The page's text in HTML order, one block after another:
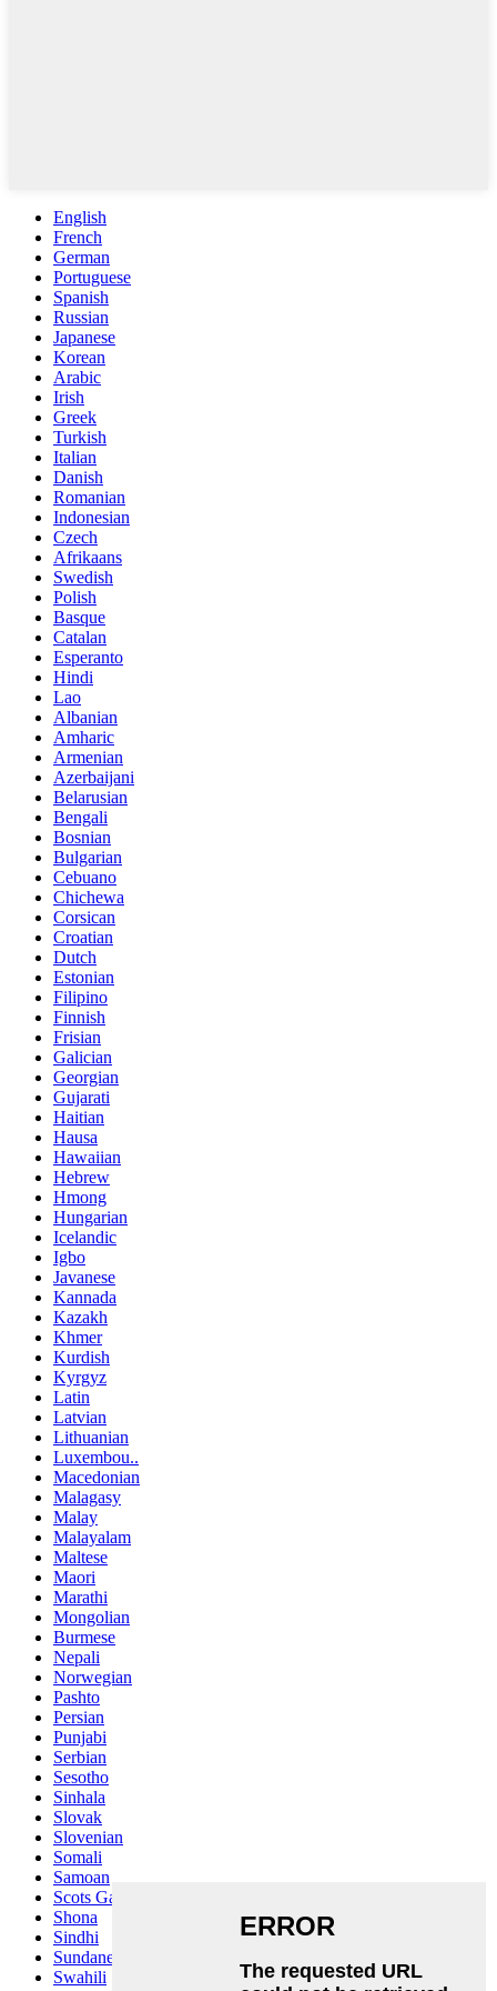
English
French
German
Portuguese
Spanish
Russian
Japanese
Korean
Arabic
Irish
Greek
Turkish
Italian
Danish
Romanian
Indonesian
Czech
Afrikaans
Swedish
Polish
Basque
Catalan
Esperanto
Hindi
Lao
Albanian
Amharic
Armenian
Azerbaijani
Belarusian
Bengali
Bosnian
Bulgarian
Cebuano
Chichewa
Corsican
Croatian
Dutch
Estonian
Filipino
Finnish
Frisian
Galician
Georgian
Gujarati
Haitian
Hausa
Hawaiian
Hebrew
Hmong
Hungarian
Icelandic
Igbo
Javanese
Kannada
Kazakh
Khmer
Kurdish
Kyrgyz
Latin
Latvian
Lithuanian
Luxembou..
Macedonian
Malagasy
Malay
Malayalam
Maltese
Maori
Marathi
Mongolian
Burmese
Nepali
Norwegian
Pashto
Persian
Punjabi
Serbian
Sesotho
Sinhala
Slovak
Slovenian
Somali
Samoan
Scots Gaelic
Shona
Sindhi
Sundanese
Swahili